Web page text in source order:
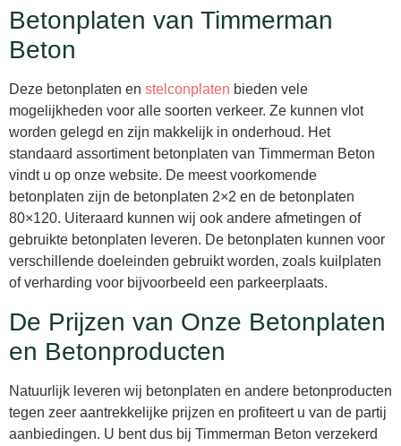
Betonplaten van Timmerman
Beton
Deze betonplaten en stelconplaten bieden vele
mogelijkheden voor alle soorten verkeer. Ze kunnen vlot
worden gelegd en zijn makkelijk in onderhoud. Het
standaard assortiment betonplaten van Timmerman Beton
vindt u op onze website. De meest voorkomende
betonplaten zijn de betonplaten 2×2 en de betonplaten
80×120. Uiteraard kunnen wij ook andere afmetingen of
gebruikte betonplaten leveren. De betonplaten kunnen voor
verschillende doeleinden gebruikt worden, zoals kuilplaten
of verharding voor bijvoorbeeld een parkeerplaats.
De Prijzen van Onze Betonplaten
en Betonproducten
Natuurlijk leveren wij betonplaten en andere betonproducten
tegen zeer aantrekkelijke prijzen en profiteert u van de partij
aanbiedingen. U bent dus bij Timmerman Beton verzekerd